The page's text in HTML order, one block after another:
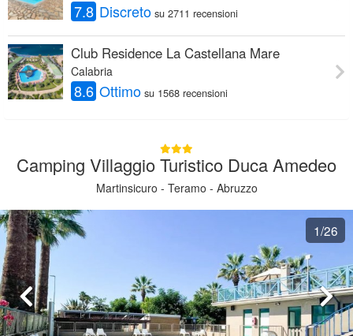
7.8 Discreto su 2711 recensioni
Club Residence La Castellana Mare
Calabria
8.6 Ottimo su 1568 recensioni
Camping Villaggio Turistico Duca Amedeo
Martinsicuro - Teramo - Abruzzo
1/26